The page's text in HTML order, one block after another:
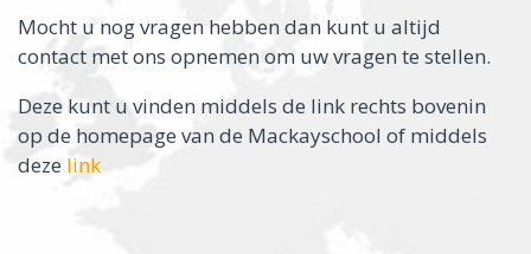
Mocht u nog vragen hebben dan kunt u altijd
contact met ons opnemen om uw vragen te stellen.
Deze kunt u vinden middels de link rechts bovenin
op de homepage van de Mackayschool of middels
deze link